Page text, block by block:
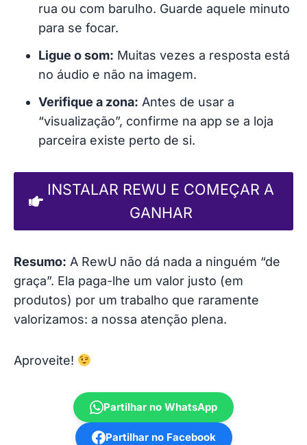
rua ou com barulho. Guarde aquele minuto
para se focar.
Ligue o som: Muitas vezes a resposta está
no áudio e não na imagem.
Verifique a zona: Antes de usar a
“visualização”, confirme na app se a loja
parceira existe perto de si.
INSTALAR REWU E COMEÇAR A
GANHAR
Resumo: A RewU não dá nada a ninguém “de
graça”. Ela paga-lhe um valor justo (em
produtos) por um trabalho que raramente
valorizamos: a nossa atenção plena.
Aproveite!
Partilhar no WhatsApp
Partilhar no Facebook